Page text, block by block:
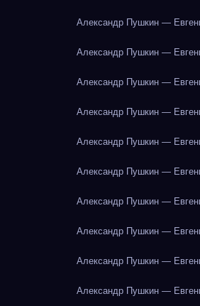
Александр Пушкин —
Александр Пушкин —
Александр Пушкин —
Александр Пушкин —
Александр Пушкин —
Александр Пушкин —
Александр Пушкин —
Александр Пушкин —
Александр Пушкин —
Александр Пушкин —